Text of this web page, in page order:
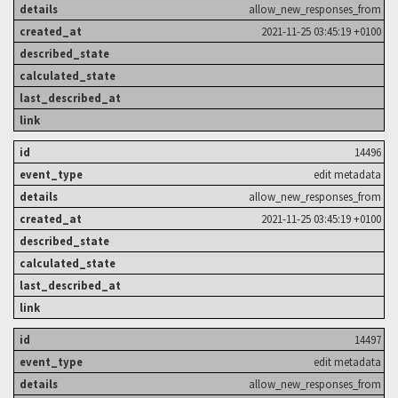
allow_new_responses_from
2021-11-25 03:45:19 +0100
14496
edit metadata
allow_new_responses_from
2021-11-25 03:45:19 +0100
14497
edit metadata
allow_new_responses_from